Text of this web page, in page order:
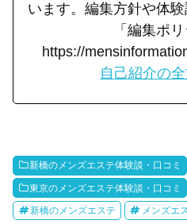
います。編集方針や体
「編集ポ
https://
自己紹介の
新橋のメンズエステ体験談・口コミ
東京のメンズエステ体験談・口コミ
新橋のメンズエステ メンズエ